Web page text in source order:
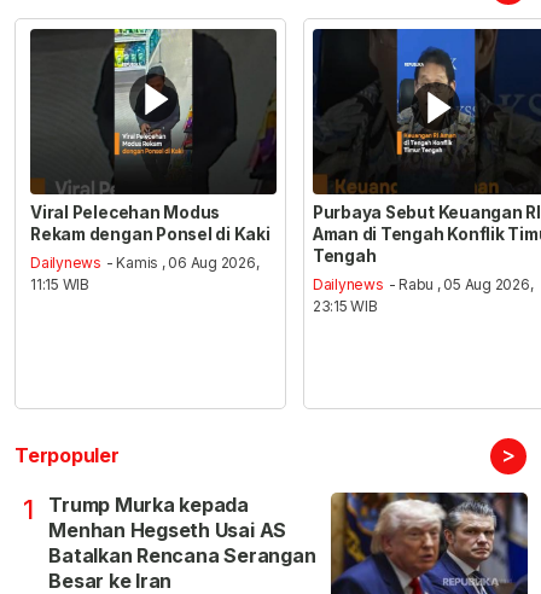
Viral Pelecehan Modus
Rekam dengan Ponsel di Kaki
Dailynews - Kamis , 06 Aug 2026,
11:15 WIB
Purbaya Sebut Keuangan RI
Aman di Tengah Konflik
Tengah
Dailynews - Rabu , 05 Aug 2026,
23:15 WIB
Terpopuler >
1
Trump Murka kepada
Menhan Hegseth Usai AS
Batalkan Rencana Serangan
Besar ke Iran